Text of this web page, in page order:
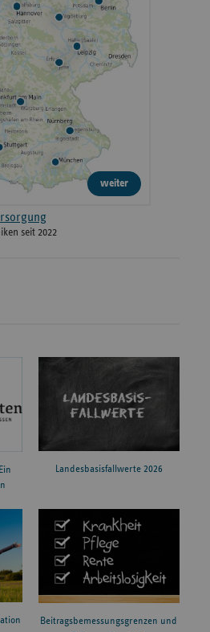
weiter
seit 2022
Landesbasisfallwerte 2026
Beitragsbemessungsgrenzen und